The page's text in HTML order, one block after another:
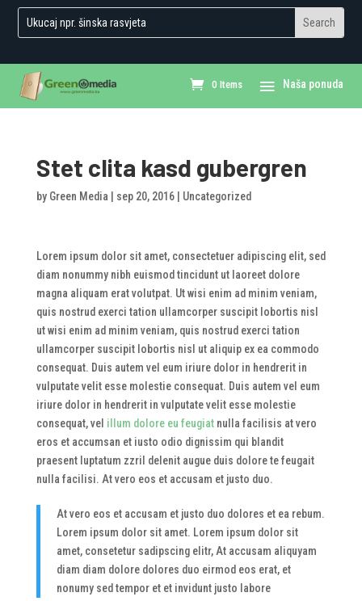
0 Items
Stet clita kasd gubergren
by Green Media sep 20, 2016| Uncategorized
Lorem ipsum dolor sit amet, consectetuer adipiscing elit, sed
diam nonummy nibh euismod tincidunt ut laoreet dolore
magna aliquam erat volutpat. Ut wisi enim ad minim veniam,
quis nostrud exerci tation ullamcorper suscipit lobortis nisl
ut wisi enim ad minim veniam, quis nostrud exerci tation
ullamcorper suscipit lobortis nisl ut aliquip ex ea commodo
consequat. Duis autem vel eum iriure dolor in hendrerit in
vulputate velit esse molestie consequat. Duis autem vel eum
iriure dolor in hendrerit in vulputate velit esse molestie
consequat, vel illum dolore eu feugiatnulla facilisis at vero
eros et accumsan et iusto odio dignissim qui blandit
praesent luptatum zzril delenit augue duis dolore te feugait
nulla facilisi. At vero eos et accusam et justo duo.
At vero eos et accusam et justo duo dolores et ea rebum.
Lorem ipsum dolor sit amet. Lorem ipsum dolor sit
amet, consetetur sadipscing elitr, At accusam aliquyam
diam diam dolore dolores duo eirmod eos erat, et
nonumy sed tempor et et invidunt justo labore